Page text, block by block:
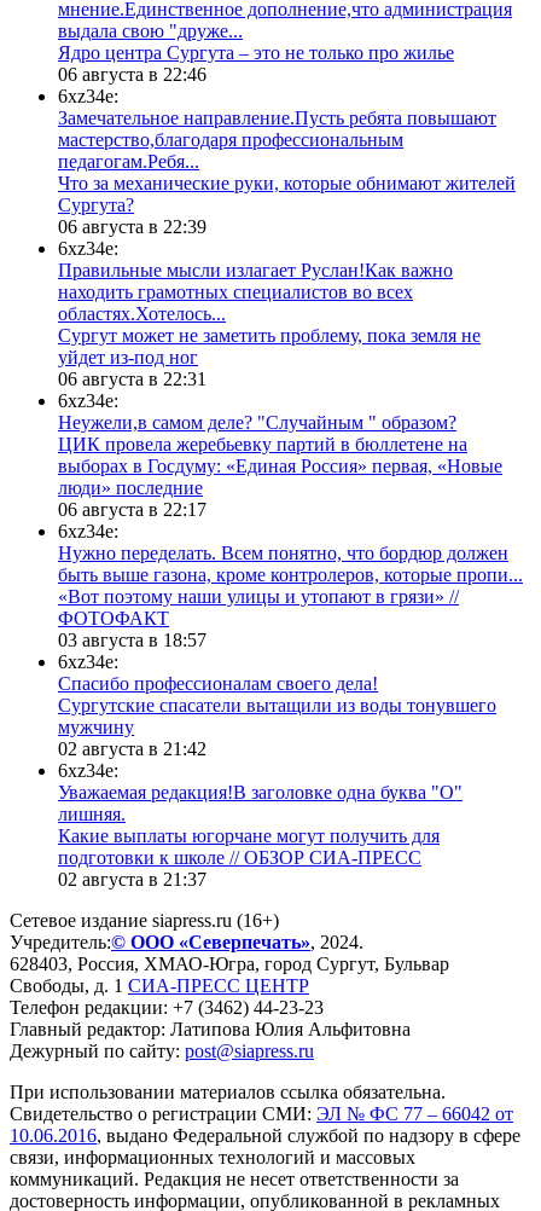
мнение.Единственное дополнение,что администрация
выдала свою "друже...
​Ядро центра Сургута ‒ это не только про жилье
06 августа в 22:46
6xz34e:
Замечательное направление.Пусть ребята повышают
мастерство,благодаря профессиональным
педагогам.Ребя...
​Что за механические руки, которые обнимают жителей
Сургута?
06 августа в 22:39
6xz34e:
Правильные мысли излагает Руслан!Как важно
находить грамотных специалистов во всех
областях.Хотелось...
Сургут может не заметить проблему, пока земля не
уйдет из-под ног
06 августа в 22:31
6xz34e:
Неужели,в самом деле? "Случайным " образом?
ЦИК провела жеребьевку партий в бюллетене на
выборах в Госдуму: «Единая Россия» первая, «Новые
люди» последние
06 августа в 22:17
6xz34e:
Нужно переделать. Всем понятно, что бордюр должен
быть выше газона, кроме контролеров, которые пропи...
«Вот поэтому наши улицы и утопают в грязи» //
ФОТОФАКТ
03 августа в 18:57
6xz34e:
Спасибо профессионалам своего дела!
Сургутские спасатели вытащили из воды тонувшего
мужчину
02 августа в 21:42
6xz34e:
Уважаемая редакция!В заголовке одна буква "О"
лишняя.
Какие выплаты югорчане могут получить для
подготовки к школе // ОБЗОР СИА-ПРЕСС
02 августа в 21:37
Сетевое издание siapress.ru (16+)
Учредитель:© ООО «Северпечать», 2024.
628403, Россия, ХМАО-Югра, город Сургут, Бульвар
Свободы, д. 1 СИА-ПРЕСС ЦЕНТР
Телефон редакции: +7 (3462) 44-23-23
Главный редактор: Латипова Юлия Альфитовна
Дежурный по сайту: post@siapress.ru
При использовании материалов ссылка обязательна.
Свидетельство о регистрации СМИ: ЭЛ № ФС 77 – 66042 от
10.06.2016, выдано Федеральной службой по надзору в сфере
связи, информационных технологий и массовых
коммуникаций. Редакция не несет ответственности за
достоверность информации, опубликованной в рекламных